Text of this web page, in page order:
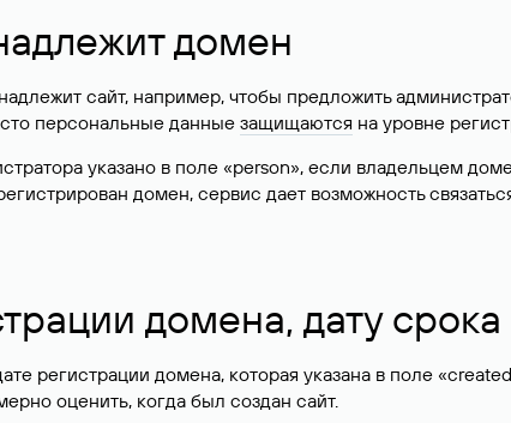
домен
сайт, например, чтобы предложить
персональные данные защищаются на уровне
указано в поле «person», если владельцем
домен, сервис дает возможность
домена, дату
регистрации домена, которая указана в поле
оценить, когда был создан сайт.